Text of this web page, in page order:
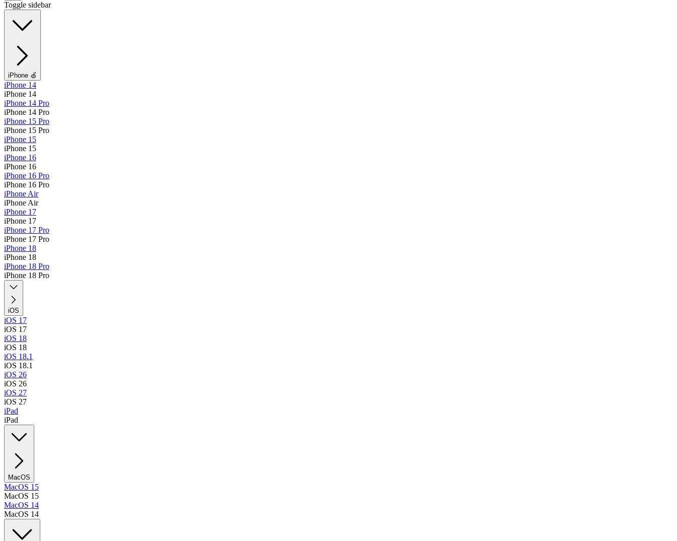
Toggle sidebar
iPhone 🍏
iPhone 14
iPhone 14
iPhone 14 Pro
iPhone 14 Pro
iPhone 15 Pro
iPhone 15 Pro
iPhone 15
iPhone 15
iPhone 16
iPhone 16
iPhone 16 Pro
iPhone 16 Pro
iPhone Air
iPhone Air
iPhone 17
iPhone 17
iPhone 17 Pro
iPhone 17 Pro
iPhone 18
iPhone 18
iPhone 18 Pro
iPhone 18 Pro
iOS
iOS 17
iOS 17
iOS 18
iOS 18
iOS 18.1
iOS 18.1
iOS 26
iOS 26
iOS 27
iOS 27
iPad
iPad
MacOS
MacOS 15
MacOS 15
MacOS 14
MacOS 14